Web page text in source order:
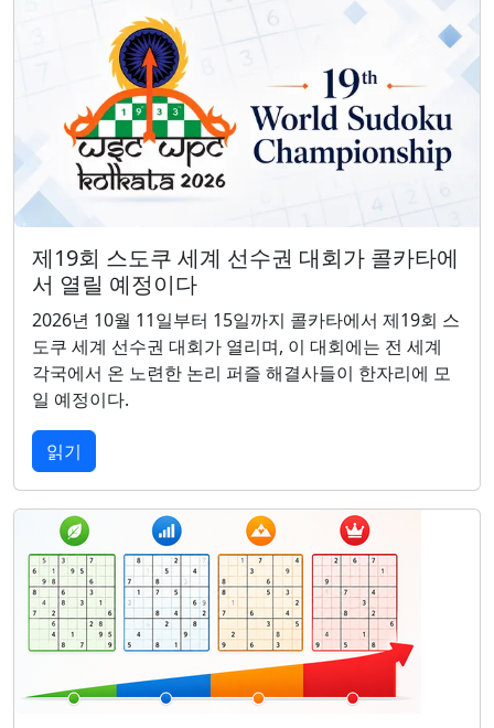
제19회 스도쿠 세계 선수권 대회가 콜카타에
서 열릴 예정이다
2026년 10월 11일부터 15일까지 콜카타에서 제19회 스
도쿠 세계 선수권 대회가 열리며, 이 대회에는 전 세계
각국에서 온 노련한 논리 퍼즐 해결사들이 한자리에 모
일 예정이다.
읽기